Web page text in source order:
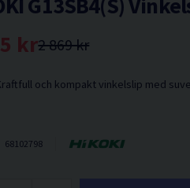
2 869 kr
kr
och kompakt vinkelslip med
68102798